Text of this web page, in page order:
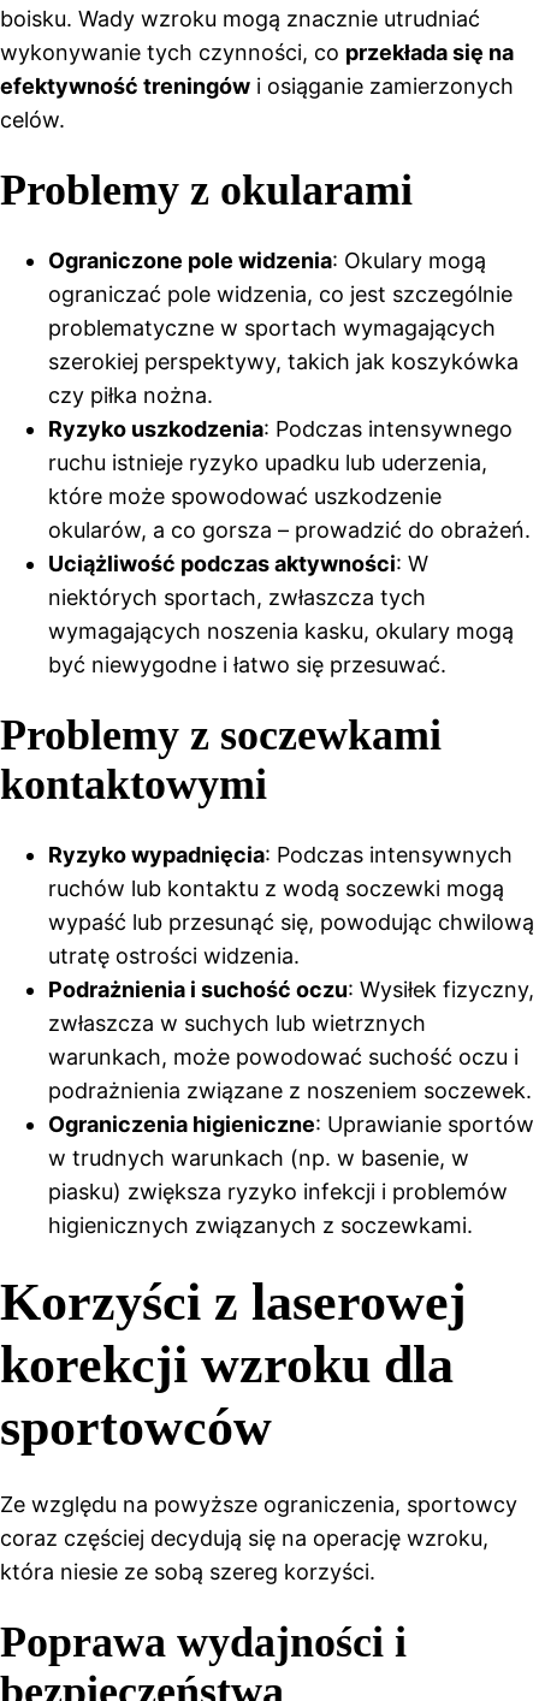
boisku. Wady wzroku mogą znacznie utrudniać
wykonywanie tych czynności, co przekłada się na
efektywność treningów i osiąganie zamierzonych
celów.
Problemy z okularami
Ograniczone pole widzenia: Okulary mogą
ograniczać pole widzenia, co jest szczególnie
problematyczne w sportach wymagających
szerokiej perspektywy, takich jak koszykówka
czy piłka nożna.
Ryzyko uszkodzenia: Podczas intensywnego
ruchu istnieje ryzyko upadku lub uderzenia,
które może spowodować uszkodzenie
okularów, a co gorsza – prowadzić do obrażeń.
Uciążliwość podczas aktywności: W
niektórych sportach, zwłaszcza tych
wymagających noszenia kasku, okulary mogą
być niewygodne i łatwo się przesuwać.
Problemy z soczewkami
kontaktowymi
Ryzyko wypadnięcia: Podczas intensywnych
ruchów lub kontaktu z wodą soczewki mogą
wypaść lub przesunąć się, powodując chwilową
utratę ostrości widzenia.
Podrażnienia i suchość oczu: Wysiłek fizyczny,
zwłaszcza w suchych lub wietrznych
warunkach, może powodować suchość oczu i
podrażnienia związane z noszeniem soczewek.
Ograniczenia higieniczne: Uprawianie sportów
w trudnych warunkach (np. w basenie, w
piasku) zwiększa ryzyko infekcji i problemów
higienicznych związanych z soczewkami.
Korzyści z laserowej
korekcji wzroku dla
sportowców
Ze względu na powyższe ograniczenia, sportowcy
coraz częściej decydują się na operację wzroku,
która niesie ze sobą szereg korzyści.
Poprawa wydajności i